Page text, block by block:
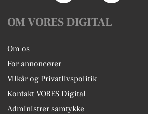
OM VORES DIGITAL
Om os
For annoncører
Vilkår og Privatlivspolitik
Kontakt VORES Digital
Administrer samtykke